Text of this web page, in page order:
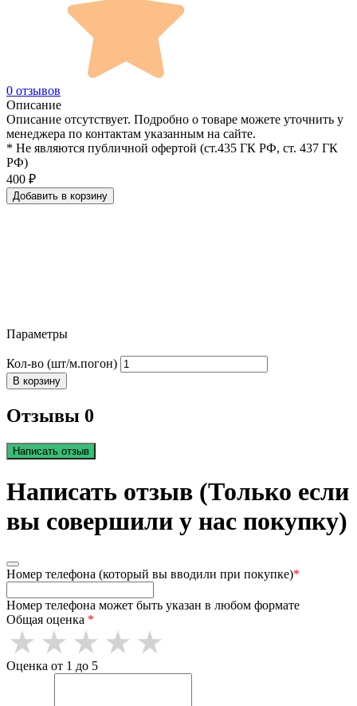
0 отзывов
Описание
Описание отсутствует. Подробно о товаре можете уточнить у
менеджера по контактам указанным на сайте.
* Не являются публичной офертой (ст.435 ГК РФ, cт. 437 ГК
РФ)
400 ₽
Добавить в корзину
Параметры
Кол-во (шт/м.погон)
В корзину
Отзывы 0
Написать отзыв
Написать отзыв (Только если
вы совершили у нас покупку)
Номер телефона (который вы вводили при покупке)*
Номер телефона может быть указан в любом формате
Общая оценка *
Оценка от 1 до 5